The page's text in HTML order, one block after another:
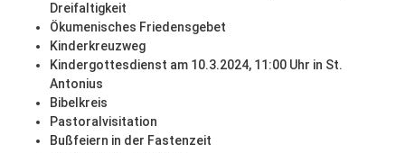
Dreifaltigkeit
Ökumenisches Friedensgebet
Kinderkreuzweg
Kindergottesdienst am 10.3.2024, 11:00 Uhr in St.
Antonius
Bibelkreis
Pastoralvisitation
Bußfeiern in der Fastenzeit